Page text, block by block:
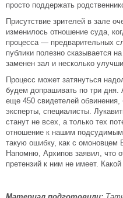
просто поддержать
Присутствие зрителей в зале
изменилось отношение суда,
процесса — предварительных
публики полезно сказывается
заменен зал и несколько
Процесс может затянуться
будем допрашивать по три дня.
еще 450 свидетелей
эксперты, специалисты.
станут не всех, а только тех
отношение к нашим
такую ошибку, как с омоновцем
Напомню, Архипов заявил, что
претензий к ним не имеет.